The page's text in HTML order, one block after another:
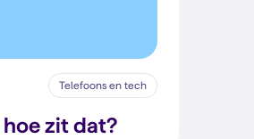
Telefoons en tech
zit dat?